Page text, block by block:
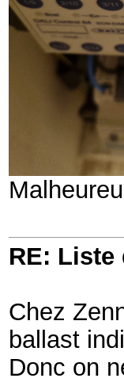
RE: Liste
Chez
ballast
Donc on